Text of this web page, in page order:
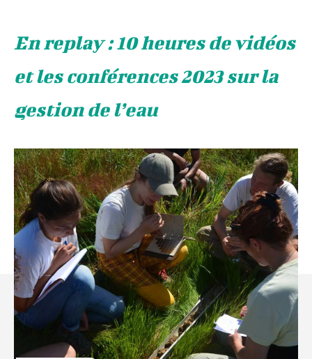
En replay : 10 heures de vidéos
et les conférences 2023 sur la
gestion de l’eau